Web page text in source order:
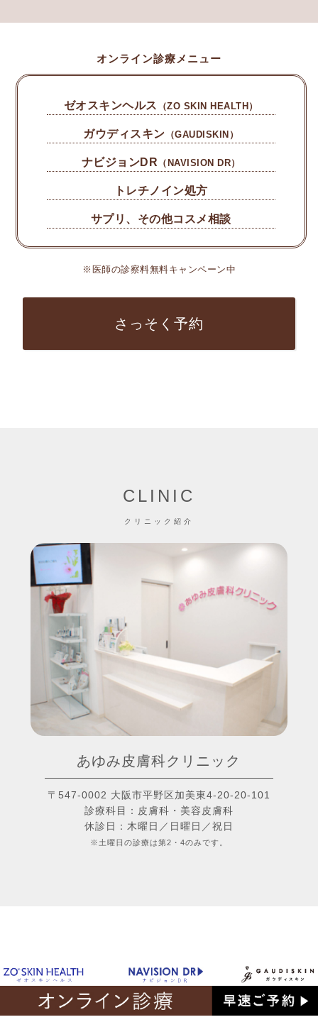
オンライン診療メニュー
ゼオスキンヘルス （ZO SKIN HEALTH）
ガウディスキン （GAUDISKIN）
ナビジョンDR （NAVISION DR）
トレチノイン処方
サプリ、その他コスメ相談
※医師の診察料無料キャンペーン中
さっそく予約
CLINIC
クリニック紹介
あゆみ皮膚科クリニック
〒547-0002 大阪市平野区加美東4-20-20-101
診療科目：皮膚科・美容皮膚科
休診日：木曜日／日曜日／祝日
※土曜日の診療は第2・4のみです。
© AYUMI Hifuka Clinic online shop All Rights reserved.
当サイトに掲載のコピーおよび画像等、
すべてのデータを無断で複写・転載することは、著作権法等で禁じられています。